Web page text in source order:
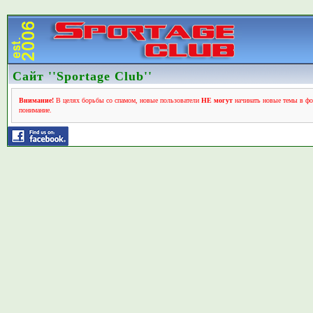
Сайт ''Sportage Club''
Внимание!В целях борьбы со спамом, новые пользователи НЕ могутначинать новые темы в
понимание.